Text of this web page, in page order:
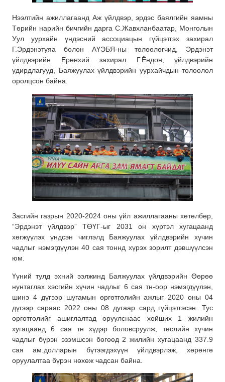
Нээлтийн ажиллагаанд Аж үйлдвэр, эрдэс баялгийн яамны
Төрийн нарийн бичгийн дарга С.Жавхланбаатар, Монголын
Уул уурхайн үндэсний ассоциацын гүйцэтгэх захирал
Г.Эрдэнэтуяа болон АҮЭБЯ-ны төлөөлөгчид, Эрдэнэт
үйлдвэрийн Ерөнхий захирал Г.Ёндон, үйлдвэрийн
удирдлагууд, Баяжуулах үйлдвэрийн уурхайчдын төлөөлөл
оролцсон байна.
Засгийн газрын 2020-2024 оны үйл ажиллагааны хөтөлбөр,
“Эрдэнэт үйлдвэр” ТӨҮГ-ыг 2031 он хүртэл хугацаанд
хөгжүүлэх үндсэн чиглэлд Баяжуулах үйлдвэрийн хүчин
чадлыг нэмэгдүүлэн 40 сая тоннд хүрэх зорилт дэвшүүлсэн
юм.
Үүний тулд эхний ээлжинд Баяжуулах үйлдвэрийн Өөрөө
нунтаглах хэсгийн хүчин чадлыг 6 сая тн-оор нэмэгдүүлэн,
шинэ 4 дүгээр шугамын өргөтгөлийн ажлыг 2020 оны 04
дүгээр сараас 2022 оны 08 дугаар сард гүйцэтгэсэн. Тус
өргөтгөлийг ашиглалтад оруулснаас хойших 1 жилийн
хугацаанд 6 сая тн хүдэр боловсруулж, төслийн хүчин
чадлыг бүрэн эзэмшсэн бөгөөд 2 жилийн хугацаанд 337.9
сая ам.долларын бүтээгдэхүүн үйлдвэрлэж, хөрөнгө
оруулалтаа бүрэн нөхөж чадсан байна.